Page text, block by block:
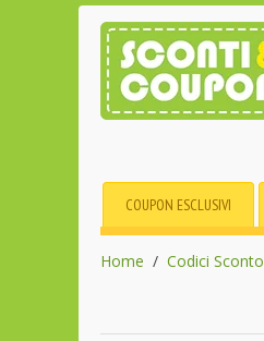
COUPON ESCLUSIVI
Home Codici Sconto